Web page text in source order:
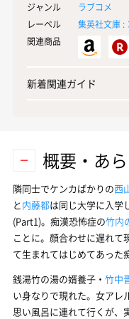
ジャンル
ラブコメ
レーベル
集英社文庫 :
関連商品
新着関連ガイド
概要・あ
隣同士でケンカばかりの西
と内藤都は同じ大学に入学
(Part1)。痴漢恐怖症の竹内
ことに。顔合わせに遅れて
て生まれてはじめてあった
銭湯竹の湯の婿養子・ 竹中
い身なりで現れた。女アレ
思い風呂に連れて行くが、